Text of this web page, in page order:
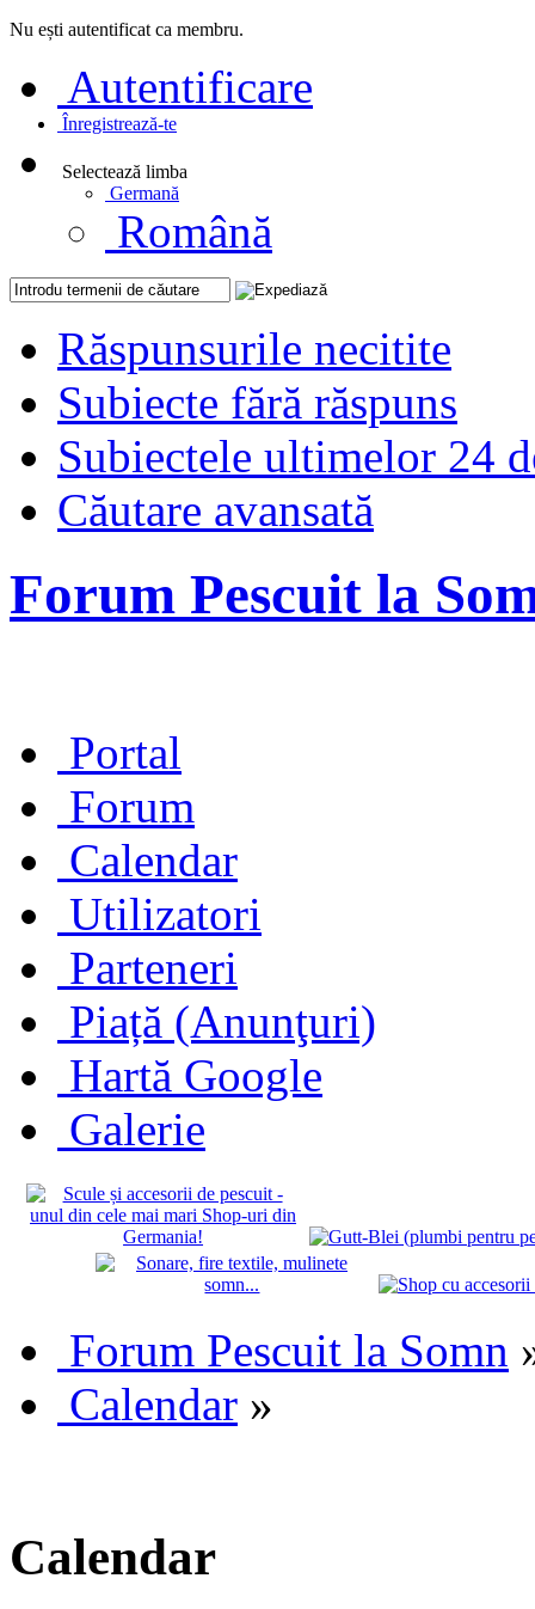
Nu ești autentificat ca membru.
Autentificare
Înregistrează-te
Selectează limba
Germană
Română
Răspunsurile necitite
Subiecte fără răspuns
Subiectele ultimelor 24
Căutare avansată
Forum Pescuit la
Portal
Forum
Calendar
Utilizatori
Parteneri
Piață (Anunţuri)
Hartă Google
Galerie
Forum Pescuit la Somn
Calendar »
Calendar